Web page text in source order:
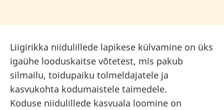
Liigirikka niidulillede lapikese külvamine on üks
igaühe looduskaitse võtetest, mis pakub
silmailu, toidupaiku tolmeldajatele ja
kasvukohta kodumaistele taimedele.
Koduse niidulillede kasvuala loomine on